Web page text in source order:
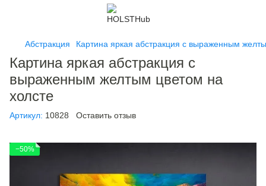
Абстракция Картина яркая абстракция с выраженным
Картина яркая абстракция с
выраженным желтым цветом на
холсте
Артикул: 10828 Оставить отзыв
−50%